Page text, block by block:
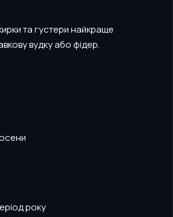
та густери найкраще
вудку або фідер.
року